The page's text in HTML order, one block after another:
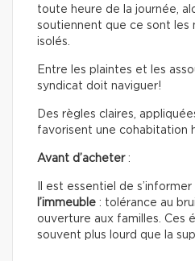
toute heure de la journée,
soutiennent que ce sont les
isolés.
Entre les plaintes et les
syndicat doit naviguer!
Des règles claires,
favorisent une cohabitation
Avant d’acheter :
Il est essentiel de s’informer
l’immeuble : tolérance au
ouverture aux familles. Ces
souvent plus lourd que la